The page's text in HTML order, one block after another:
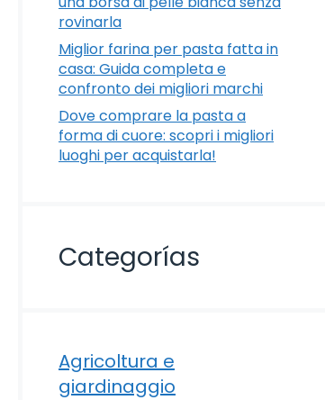
rovinarla
Miglior farina per pasta fatta in
casa: Guida completa e
confronto dei migliori marchi
Dove comprare la pasta a
forma di cuore: scopri i migliori
luoghi per acquistarla!
Categorías
Agricoltura e
giardinaggio